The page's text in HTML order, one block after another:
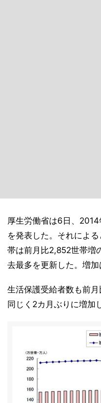
厚生労働省は6日、
を発表した。それによ
帯は前月比2,852世帯増
去最多を更新した。増加
生活保護受給者数も前
同じく2カ月ぶりに増加